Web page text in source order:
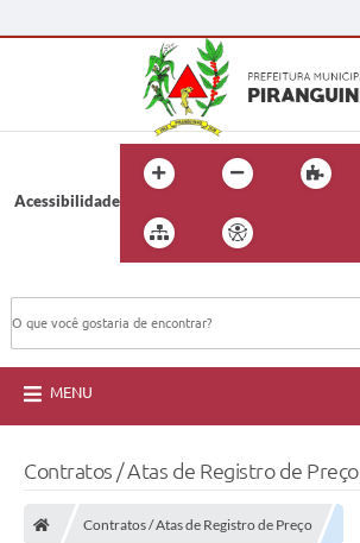
Acessibilidade
MENU
Contratos / Atas de Registro de Preço
Contratos / Atas de Registro de Preço